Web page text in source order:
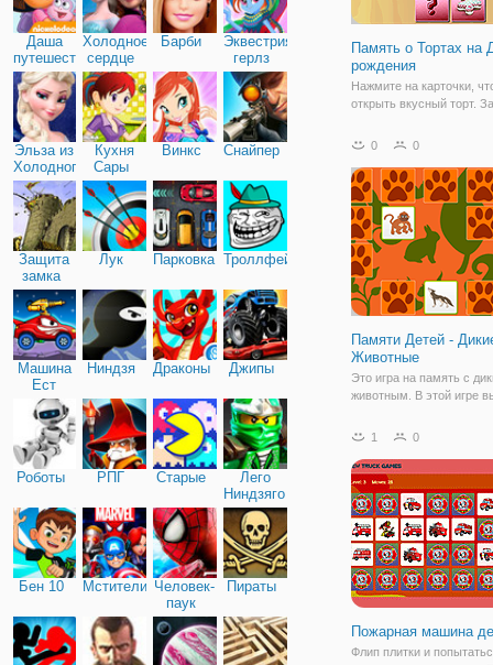
Даша
путешественница
Холодное
сердце
Барби
Эквестрия
герлз
Эльза из
Холодного
сердца
Кухня
Сары
Винкс Снайпер
Защита
замка
Лук Парковка Троллфейс
Машина
Ест
Машину
Ниндзя Драконы Джипы
Роботы РПГ Старые
Лего
Ниндзяго
Бен 10 Мстители Человек-
паук
Пираты
Память о Тортах на
рождения
Нажмите на карточки,
открыть вкусный торт.
его с аналогичными
чтобы завершить
Переверните карты,
пирожные и
0 0
Памяти Детей -
Животные
Это игра на память с
животным. В этой игре
животными, как игра
уменьшить название
Лира и играть в эту
образовательную игру
1 0
Пожарная машина
Флип плитки и